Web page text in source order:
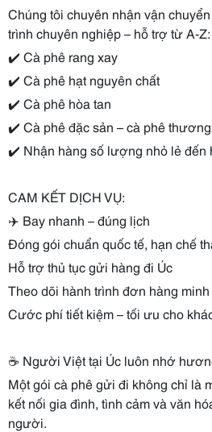
Chúng tôi chuyên nhận vận
trình chuyên nghiệp – hỗ trợ từ A-Z:
✔️ Cà phê rang xay
✔️ Cà phê hạt nguyên chất
✔️ Cà phê hòa tan
✔️ Cà phê đặc sản – cà phê
✔️ Nhận hàng số lượng nhỏ lẻ đến
CAM KẾT DỊCH VỤ:
✈️ Bay nhanh – đúng lịch
Đóng gói chuẩn quốc tế, hạn chế
Hỗ trợ thủ tục gửi hàng đi Úc
Theo dõi hành trình đơn hàng
Cước phí tiết kiệm – tối ưu cho
☕ Người Việt tại Úc luôn nhớ
Một gói cà phê gửi đi không chỉ là
kết nối gia đình, tình cảm và văn
người.